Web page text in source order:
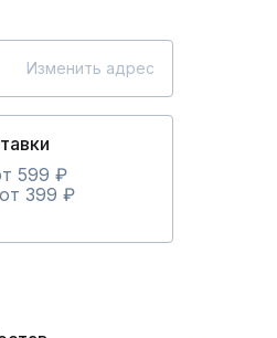
Изменить адрес
599 ₽
399 ₽